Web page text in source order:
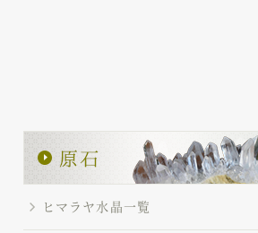
ヒマラヤ水晶一覧